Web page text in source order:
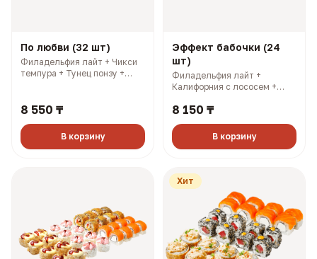
По любви (32 шт)
Филадельфия лайт + Чикси
темпура + Тунец понзу +
палочки, 3 васаби (1120 гр,
8 550 ₸
В корзину
Эффект бабочки (24
шт)
Филадельфия лайт +
Калифорния с лососем +
Смоки. 3 имбиря, 3 соевых, 3
2145 ккал)
8 150 ₸
В корзину
Хит